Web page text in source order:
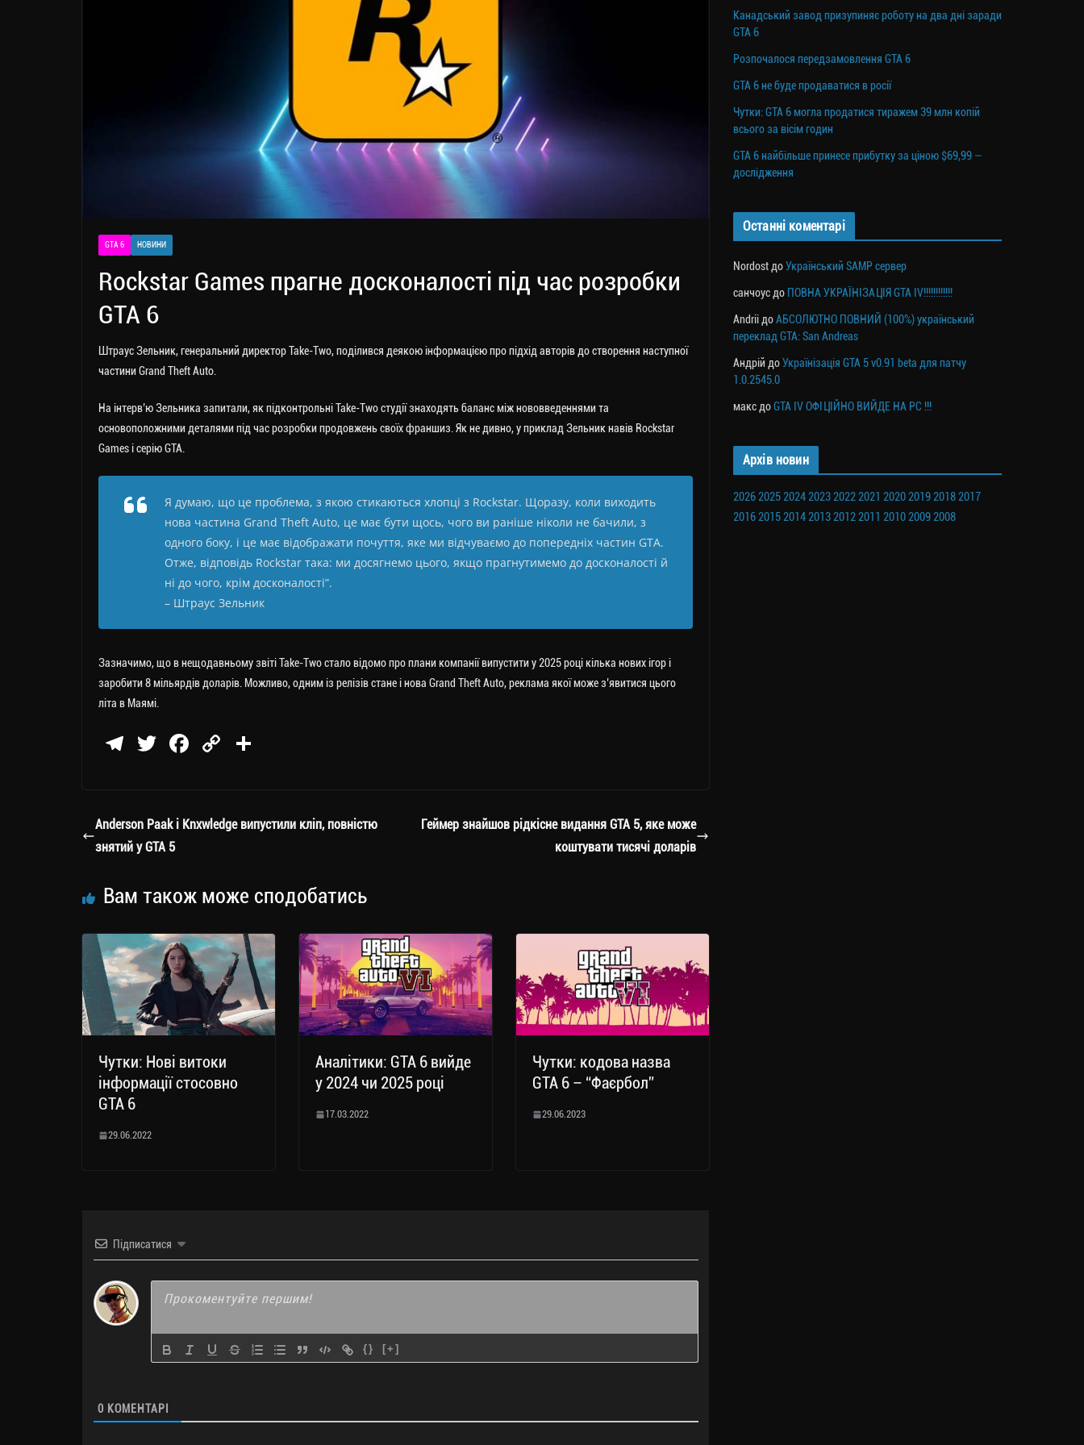
GTA 6 НОВИНИ
Rockstar Games прагне досконалості під час розробки
GTA 6
Штраус Зельник, генеральний директор Take-Two, поділився деякою інформацією про підхід авторів до створення наступної
частини Grand Theft Auto.
На інтерв’ю Зельника запитали, як підконтрольні Take-Two студії знаходять баланс між нововведеннями та
основоположними деталями під час розробки продовжень своїх франшиз. Як не дивно, у приклад Зельник навів Rockstar
Games і серію GTA.
Я думаю, що це проблема, з якою стикаються хлопці з Rockstar. Щоразу, коли виходить
нова частина Grand Theft Auto, це має бути щось, чого ви раніше ніколи не бачили, з
одного боку, і це має відображати почуття, яке ми відчуваємо до попередніх частин GTA.
Отже, відповідь Rockstar така: ми досягнемо цього, якщо прагнутимемо до досконалості й
ні до чого, крім досконалості”.
– Штраус Зельник
Зазначимо, що в нещодавньому звіті Take-Two стало відомо про плани компанії випустити у 2025 році кілька нових ігор і
заробити 8 мільярдів доларів. Можливо, одним із релізів стане і нова Grand Theft Auto, реклама якої може з’явитися цього
літа в Маямі.
Te
a
m
T
er
Fa
ok
C
Li ли
Anderson Paak і Knxwledge випустили кліп, повністю
знятий у GTA 5
Геймер знайшов рідкісне видання GTA 5, яке може
коштувати тисячі доларів
Вам також може сподобатись
Чутки: Нові витоки
інформації стосовно
GTA 6
29.06.2022
Аналітики: GTA 6 вийде
у 2024 чи 2025 році
17.03.2022
Чутки: кодова назва
GTA 6 – “Фаєрбол”
29.06.2023
Підписатися
{} [+]
0 КОМЕНТАРІ
Канадський завод призупиняє роботу на два дні заради
GTA 6
Розпочалося передзамовлення GTA 6
GTA 6 не буде продаватися в росії
Чутки: GTA 6 могла продатися тиражем 39 млн копій
всього за вісім годин
GTA 6 найбільше принесе прибутку за ціною $69,99 —
дослідження
Останні коментарі
Nordost доУкраїнський SAMP сервер
санчоус до ПОВНА УКРАЇНІЗАЦІЯ GTA IV!!!!!!!!!!!!
Andrii доАБСОЛЮТНО ПОВНИЙ (100%) український
переклад GTA: San Andreas
Андрій доУкраїнізація GTA 5 v0.91 beta для патчу
1.0.2545.0
макс доGTA IV ОФІЦІЙНО ВИЙДЕ НА PC !!!
Архів новин
202620252024202320222021 2020201920182017
201620152014201320122011 201020092008